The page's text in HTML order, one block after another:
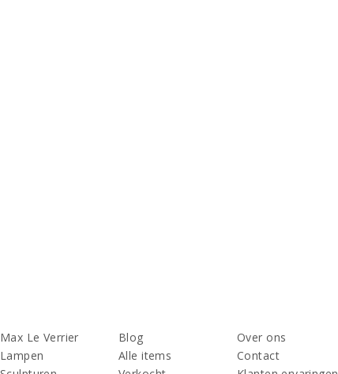
Max Le Verrier
Lampen
Blog
Alle items
Over ons
Contact